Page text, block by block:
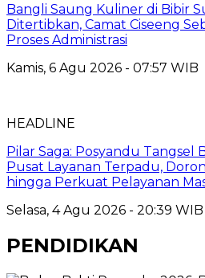
Bangli Saung Kuliner di Bibir
Ditertibkan, Camat Ciseeng
Proses Administrasi
Kamis, 6 Agu 2026 - 07:57 WIB
HEADLINE
Pilar Saga: Posyandu Tangsel
Pusat Layanan Terpadu,
hingga Perkuat Pelayanan
Selasa, 4 Agu 2026 - 20:39 WIB
PENDIDIKAN